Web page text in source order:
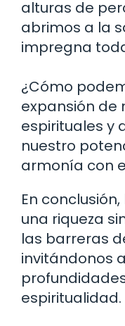
alturas de
abrimos a la
impregna
¿Cómo
expansión de
espirituales y
nuestro
armonía con
En
una riqueza
las barreras
invitándonos
espiritualidad.